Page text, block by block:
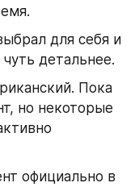
для себя и
детальнее.
Пока
но некоторые
официально в